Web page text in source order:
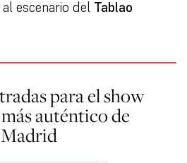
escenario del Tablao
para el show
auténtico de
Madrid